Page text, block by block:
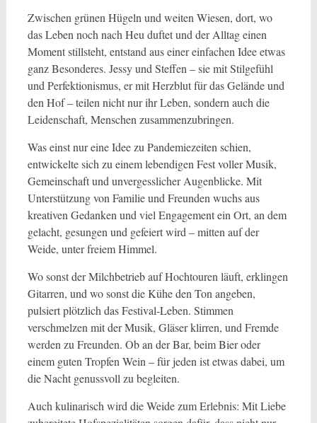
Zwischen grünen Hügeln und weiten Wiesen, dort, wo
das Leben noch nach Heu duftet und der Alltag einen
Moment stillsteht, entstand aus einer einfachen Idee etwas
ganz Besonderes. Jessy und Steffen – sie mit Stilgefühl
und Perfektionismus, er mit Herzblut für das Gelände und
den Hof – teilen nicht nur ihr Leben, sondern auch die
Leidenschaft, Menschen zusammenzubringen.
Was einst nur eine Idee zu Pandemiezeiten schien,
entwickelte sich zu einem lebendigen Fest voller Musik,
Gemeinschaft und unvergesslicher Augenblicke. Mit
Unterstützung von Familie und Freunden wuchs aus
kreativen Gedanken und viel Engagement ein Ort, an dem
gelacht, gesungen und gefeiert wird – mitten auf der
Weide, unter freiem Himmel.
Wo sonst der Milchbetrieb auf Hochtouren läuft, erklingen
Gitarren, und wo sonst die Kühe den Ton angeben,
pulsiert plötzlich das Festival-Leben. Stimmen
verschmelzen mit der Musik, Gläser klirren, und Fremde
werden zu Freunden. Ob an der Bar, beim Bier oder
einem guten Tropfen Wein – für jeden ist etwas dabei, um
die Nacht genussvoll zu begleiten.
Auch kulinarisch wird die Weide zum Erlebnis: Mit Liebe